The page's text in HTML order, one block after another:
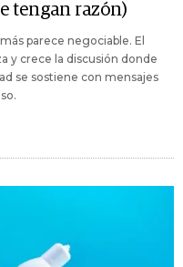
tengan razón)
parece negociable. El
y crece la discusión donde
se sostiene con mensajes